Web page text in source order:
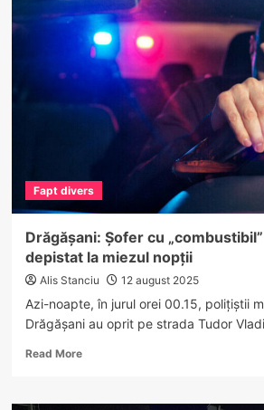
–
ACCIDENT
GRAV
pe
VALEA
OLTULUI.
Trafic
blocat!
Fapt divers
Drăgășani: Șofer cu
depistat la miezul nopții
Alis Stanciu 12 august 2025
Azi-noapte, în jurul orei 00.15, polițiștii
Drăgășani au oprit pe strada Tudor
Read MoreRead
Drăgășani: